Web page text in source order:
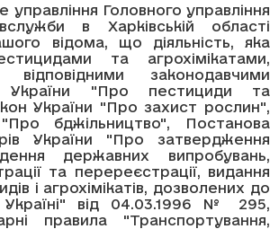
управління Головного управління
в Харківській області
відома, що діяльність, яка
та агрохімікатами,
відповідними законодавчими
України "Про пестициди та
України "Про захист рослин",
бджільництво", Постанова
України "Про затвердження
державних випробувань,
та перереєстрації, видання
і агрохімікатів, дозволених до
Україні" від 04.03.1996 № 295,
правила "Транспортування,